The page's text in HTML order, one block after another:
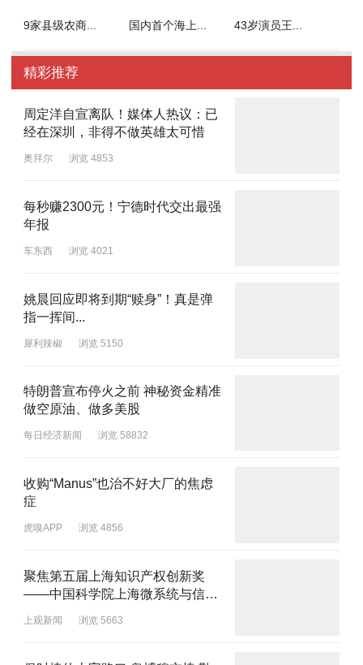
9家县级农商... 国内首个海上... 43岁演员王...
精彩推荐
周定洋自宣离队！媒体人热议：已
经在深圳，非得不做英雄太可惜
奥拜尔 浏览 4853
每秒赚2300元！宁德时代交出最强
年报
车东西 浏览 4021
姚晨回应即将到期“赎身”！真是弹
指一挥间...
犀利辣椒 浏览 5150
特朗普宣布停火之前 神秘资金精准
做空原油、做多美股
每日经济新闻 浏览 58832
收购“Manus”也治不好大厂的焦虑
症
虎嗅APP 浏览 4856
聚焦第五届上海知识产权创新奖
——中国科学院上海微系统与信息
上观新闻 浏览 5663